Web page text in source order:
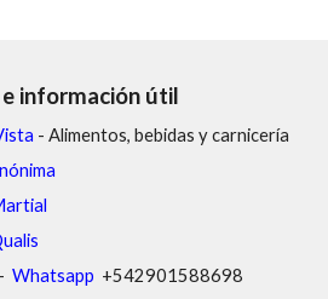
información útil
- Alimentos, bebidas y carnicería
Whatsapp +542901588698